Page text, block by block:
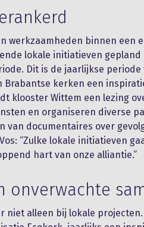
werkzaamheden binnen een
lokale initiatieven
Dit is de jaarlijkse
Brabantse kerken een
klooster Wittem een lezing
en organiseren diverse
van documentaires over
“Zulke lokale initiatieven
hart van onze alliantie.”
onverwachte
niet alleen bij lokale